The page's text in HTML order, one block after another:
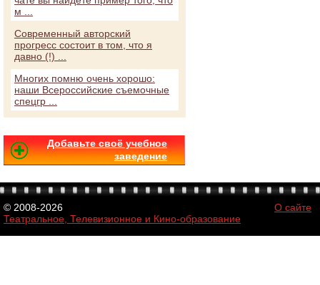
м ...
Современный авторский
прогресс состоит в том, что я
давно (!) ...
Многих помню очень хорошо:
наши Всероссийские съемочные
спецгр ...
Добавьте своё учебное
заведение
© 2008-2026
Театральное, Телевизионное и Кино-образование
О сайте